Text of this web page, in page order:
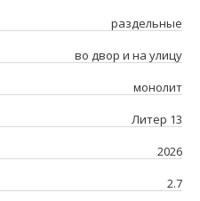
раздельные
во двор и на улицу
монолит
Литер 13
2026
2.7